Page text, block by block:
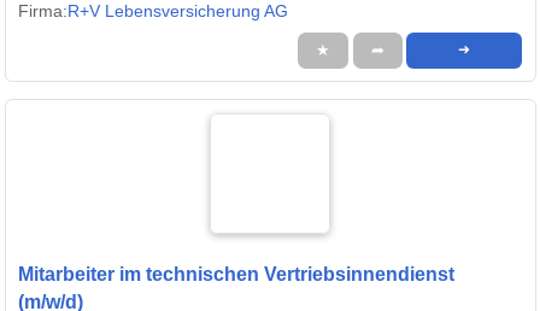
Firma:R+V Lebensversicherung AG
★ ➦ ➜
Mitarbeiter im technischen Vertriebsinnendienst
(m/w/d)